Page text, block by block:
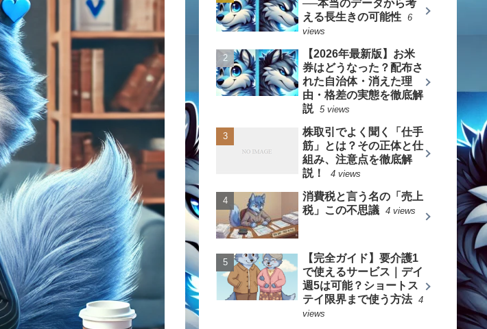
──本当のデータから考
える長生きの可能性 6
views
【2026年最新版】お米
券はどうなった？配布さ
れた自治体・消えた理
由・格差の実態を徹底解
説 5 views
株取引でよく聞く「仕手
筋」とは？その正体と仕
組み、注意点を徹底解
説！
4 views
消費税と言う名の「売上
税」この不思議 4 views
【完全ガイド】要介護1
で使えるサービス｜デイ
週5は可能？ショートス
テイ限界まで使う方法 4
views